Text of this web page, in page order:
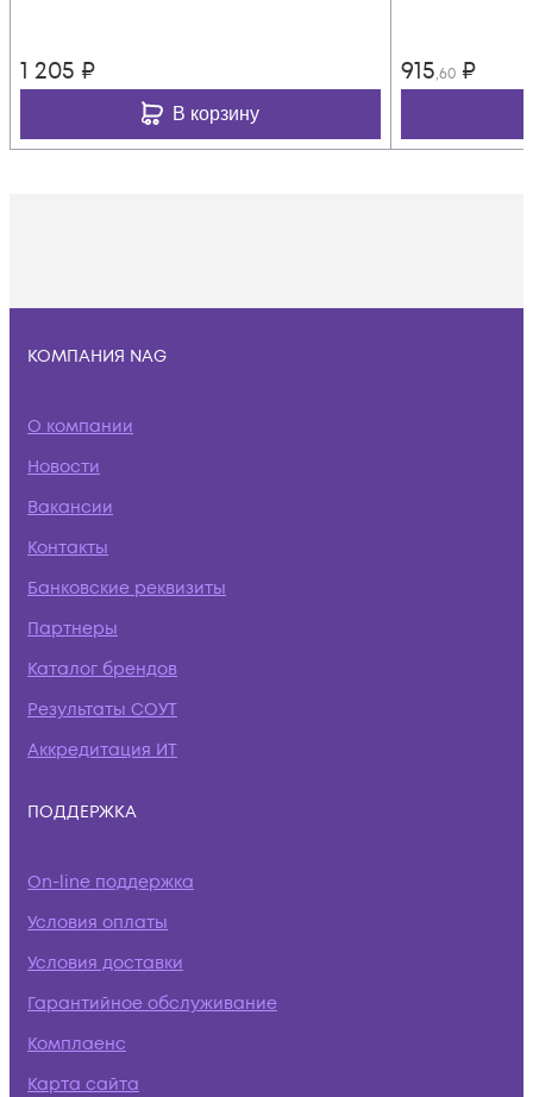
1 205 ₽
В корзину
915,60 ₽
КОМПАНИЯ NAG
О компании
Новости
Вакансии
Контакты
Банковские реквизиты
Партнеры
Каталог брендов
Результаты СОУТ
Аккредитация ИТ
ПОДДЕРЖКА
On-line поддержка
Условия оплаты
Условия доставки
Гарантийное обслуживание
Комплаенс
Карта сайта